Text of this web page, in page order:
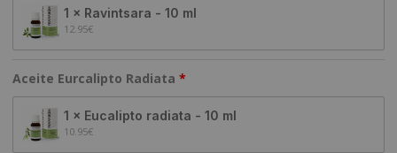
1 × Ravintsara - 10 ml
12.95€
Aceite Eurcalipto Radiata
1 × Eucalipto radiata - 10 ml
10.95€